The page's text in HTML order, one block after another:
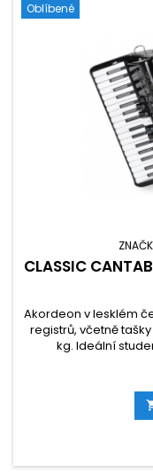
Oblíbené
CLASSIC
Akordeon v lesklém
registrů, včetně
kg. Ideální